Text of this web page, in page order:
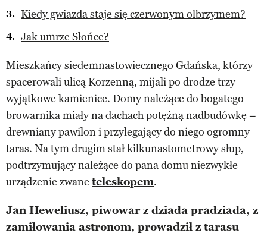
Kiedy gwiazda staje się czerwonym olbrzymem?
Jak umrze Słońce?
Mieszkańcy siedemnastowiecznego Gdańska, którzy
spacerowali ulicą Korzenną, mijali po drodze trzy
wyjątkowe kamienice. Domy należące do bogatego
browarnika miały na dachach potężną nadbudówkę –
drewniany pawilon i przylegający do niego ogromny
taras. Na tym drugim stał kilkunastometrowy słup,
podtrzymujący należące do pana domu niezwykłe
urządzenie zwane teleskopem.
Jan Heweliusz, piwowar z dziada pradziada, z
zamiłowania astronom, prowadził z tarasu